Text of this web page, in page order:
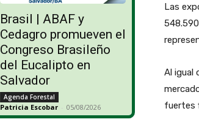
Brasil | ABAF y
Cedagro promueven el
Congreso Brasileño
del Eucalipto en
Salvador
Agenda Forestal
Patricia Escobar - 05/08/2026
Las
Al igual
fuertes